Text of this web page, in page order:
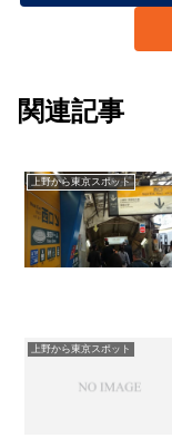
関連記事
上野から東京スポット
上野から東京スポット